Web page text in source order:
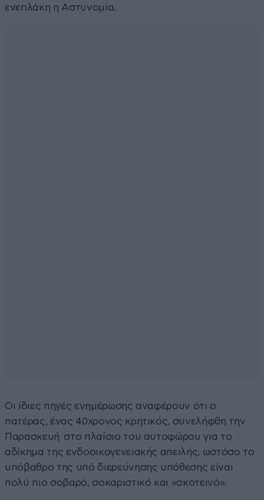
ενεπλάκη η Αστυνομία.
Οι ίδιες πηγές ενημέρωσης αναφέρουν ότι ο
πατέρας, ένας 40χρονος κρητικός, συνελήφθη την
Παρασκευή στο πλαίσιο του αυτοφώρου για το
αδίκημα της ενδοοικογενειακής απειλής, ωστόσο το
υπόβαθρο της υπό διερεύνησης υπόθεσης είναι
πολύ πιο σοβαρό, σοκαριστικό και «σκοτεινό».